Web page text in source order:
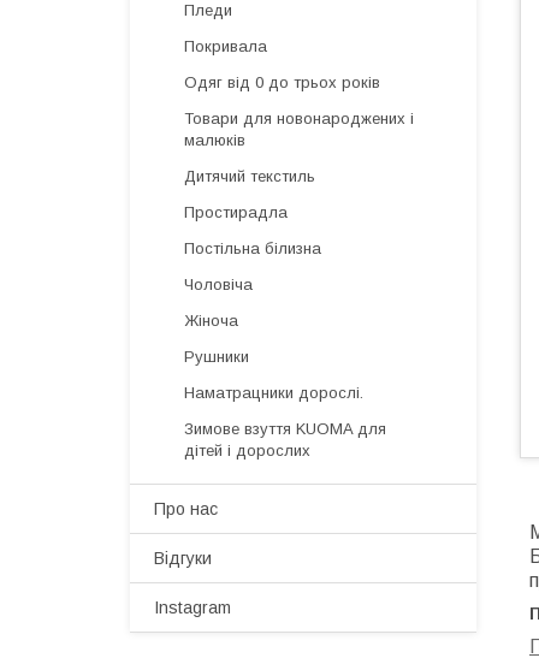
Пледи
Покривала
Одяг від 0 до трьох років
Товари для новонароджених і
малюків
Дитячий текстиль
Простирадла
Постільна білизна
Чоловіча
Жіноча
Рушники
Наматрацники дорослі.
Зимове взуття KUOMA для
дітей і дорослих
Про нас
Відгуки
Instagram